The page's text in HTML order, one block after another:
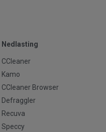
Nedlasting
CCleaner
Kamo
CCleaner Browser
Defraggler
Recuva
Speccy